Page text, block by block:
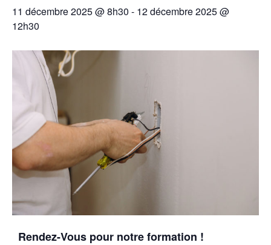
11 décembre 2025 @ 8h30 - 12 décembre 2025 @
12h30
Rendez-Vous pour notre formation !